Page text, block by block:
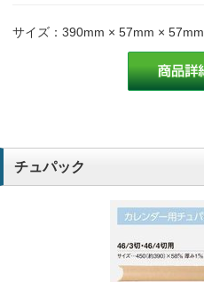
サイズ：390mm × 57mm × 57mm
チュパック